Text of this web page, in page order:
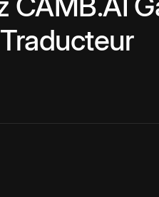
Traducteur